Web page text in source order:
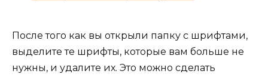
После того как вы открыли папку с шрифтами,
выделите те шрифты, которые вам больше не
нужны, и удалите их. Это можно сделать